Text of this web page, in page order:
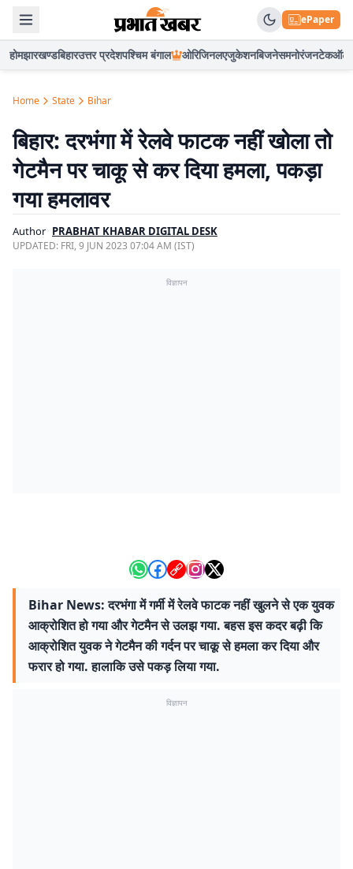
ePaper
होमझारखण्डबिहारउत्तर प्रदेशपश्चिम बंगाल ओरिजिनलएजुकेशनबिजनेसमनोरंजनटेकऑटो
Home State Bihar
बिहार: दरभंगा में रेलवे फाटक नहीं खोला तो
गेटमैन पर चाकू से कर दिया हमला, पकड़ा
गया हमलावर
Author PRABHAT KHABAR DIGITAL DESK
UPDATED: FRI, 9 JUN 2023 07:04 AM (IST)
विज्ञापन
Bihar News: दरभंगा में गर्मी में रेलवे फाटक नहीं खुलने से एक युवक
आक्रोशित हो गया और गेटमैन से उलझ गया. बहस इस कदर बढ़ी कि
आक्रोशित युवक ने गेटमैन की गर्दन पर चाकू से हमला कर दिया और
फरार हो गया. हालाकि उसे पकड़ लिया गया.
विज्ञापन